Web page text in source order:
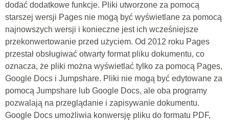
dodać dodatkowe funkcje. Pliki utworzone za pomocą
starszej wersji Pages nie mogą być wyświetlane za pomocą
najnowszych wersji i konieczne jest ich wcześniejsze
przekonwertowanie przed użyciem. Od 2012 roku Pages
przestał obsługiwać otwarty format pliku dokumentu, co
oznacza, że ​​pliki można wyświetlać tylko za pomocą Pages,
Google Docs i Jumpshare. Pliki nie mogą być edytowane za
pomocą Jumpshare lub Google Docs, ale oba programy
pozwalają na przeglądanie i zapisywanie dokumentu.
Google Docs umożliwia konwersję pliku do formatu PDF,